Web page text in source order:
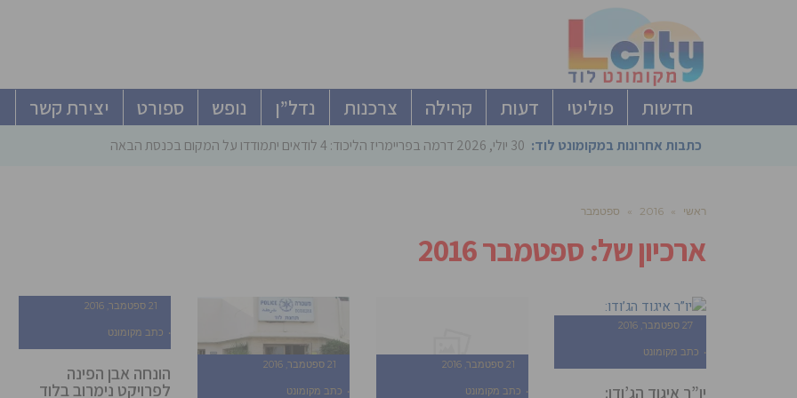
חדשות פוליטי דעות קהילה צרכנות נדל”ן נופש ספורט יצירת קשר
כתבות אחרונות במקומונט לוד: 30 יולי, 2026 דרמה בפריימריז הליכוד: 4 לודאים יתמודדו על המקום בכנסת הבאה
ראשי »
2016
» ספטמבר
ארכיון של:ספטמבר 2016
27 ספטמבר, 2016
כתב מקומונט
יו”ר איגוד הג’ודו:
21 ספטמבר, 2016
כתב מקומונט
21 ספטמבר, 2016
כתב מקומונט
21 ספטמבר, 2016
כתב מקומונט
הונחה אבן הפינה
לפרויקט נימרוב בלוד